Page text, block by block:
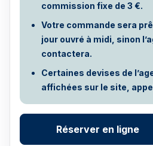
commission fixe de 3 €.
Votre commande sera
jour ouvré à midi, sinon
contactera.
Certaines devises de
affichées sur le site,
Réserver en ligne